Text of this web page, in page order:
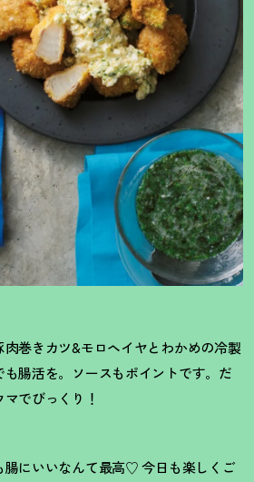
肉巻きカツ&モロヘイヤとわかめの冷製
腸活を。ソースもポイントです。だ
でびっくり ！
腸にいいなんて最高♡ 今日も楽しくご